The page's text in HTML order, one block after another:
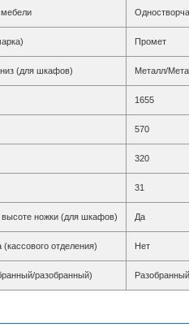
Промет
(для шкафов) Металл/
1655
570
320
31
ножки (для шкафов) Да
отделения) Нет
разобранный) Разобранный